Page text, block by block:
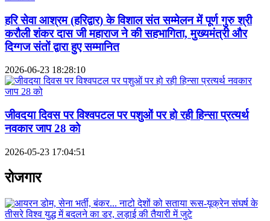
हरि सेवा आश्रम (हरिद्वार) के विशाल संत सम्मेलन में पूर्ण गुरु श्री
करौली शंकर दास जी महाराज ने की सहभागिता, मुख्यमंत्री और
दिग्गज संतों द्वारा हुए सम्मानित
2026-06-23 18:28:10
जीवदया दिवस पर विश्वपटल पर पशुओं पर हो रही हिन्सा प्रत्यर्थ
नवकार जाप 28 को
2026-05-23 17:04:51
रोजगार